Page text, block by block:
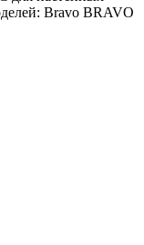
Bravo BRAVO